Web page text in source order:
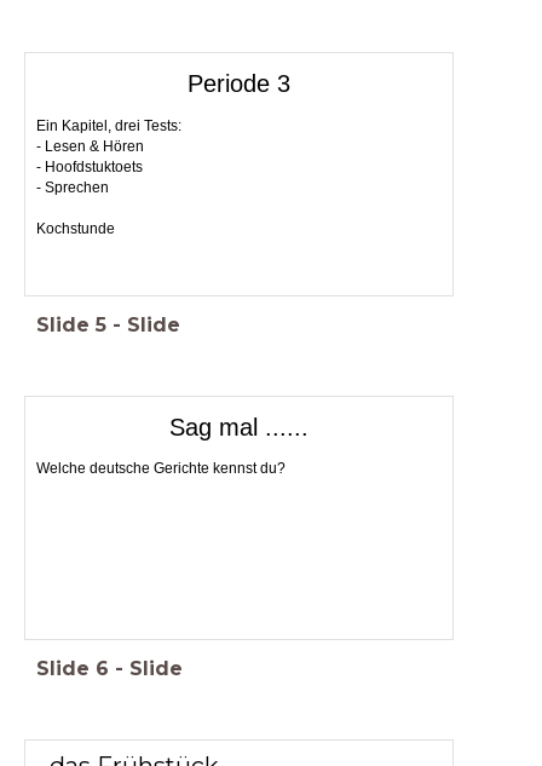
Periode 3
Ein Kapitel, drei Tests:
- Lesen & Hören
- Hoofdstuktoets
- Sprechen
Kochstunde
Slide 5 - Slide
Sag mal ......
Welche deutsche Gerichte kennst du?
Slide 6 - Slide